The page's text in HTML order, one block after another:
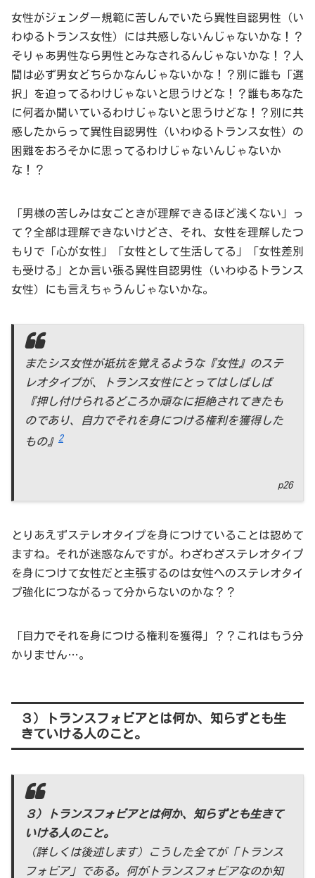
女性がジェンダー規範に苦しんでいたら異性自認男性（い
わゆるトランス女性）には共感しないんじゃないかな！？
そりゃあ男性なら男性とみなされるんじゃないかな！？人
間は必ず男女どちらかなんじゃないかな！？別に誰も「選
択」を迫ってるわけじゃないと思うけどな！？誰もあなた
に何者か聞いているわけじゃないと思うけどな！？別に共
感したからって異性自認男性（いわゆるトランス女性）の
困難をおろそかに思ってるわけじゃないんじゃないか
な！？
「男様の苦しみは女ごときが理解できるほど浅くない」っ
て？全部は理解できないけどさ、それ、女性を理解したつ
もりで「心が女性」「女性として生活してる」「女性差別
も受ける」とか言い張る異性自認男性（いわゆるトランス
女性）にも言えちゃうんじゃないかな。
またシス女性が抵抗を覚えるような『女性』のステ
レオタイプが、トランス女性にとってはしばしば
『押し付けられるどころか頑なに拒絶されてきたも
のであり、自力でそれを身につける権利を獲得した
もの』 2
p26
とりあえずステレオタイプを身につけていることは認めて
ますね。それが迷惑なんですが。わざわざステレオタイプ
を身につけて女性だと主張するのは女性へのステレオタイ
プ強化につながるって分からないのかな？？
「自力でそれを身につける権利を獲得」？？これはもう分
かりません…。
３）トランスフォビアとは何か、知らずとも生
きていける人のこと。
３）トランスフォビアとは何か、知らずとも生きて
いける人のこと。
（詳しくは後述します）こうした全てが「トランス
フォビア」である。何がトランスフォビアなのか知